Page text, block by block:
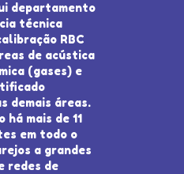
departamento
técnica
RBC
de acústica
(gases) e
demais áreas.
há mais de 11
em todo o
a grandes
redes de